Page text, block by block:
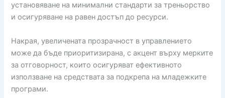
установяване на минимални стандарти за треньорство
и осигуряване на равен достъп до ресурси.
Накрая, увеличената прозрачност в управлението
може да бъде приоритизирана, с акцент върху мерките
за отговорност, които осигуряват ефективното
използване на средствата за подкрепа на младежките
програми.